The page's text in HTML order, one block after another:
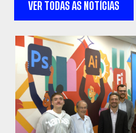
VER TODAS AS NOTÍCIAS